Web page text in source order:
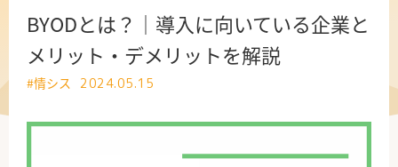
はたらく部署
はたらく課題
BYODとは？｜導入に向いている企業と
メリット・デメリットを解説
#情シス 2024.05.15